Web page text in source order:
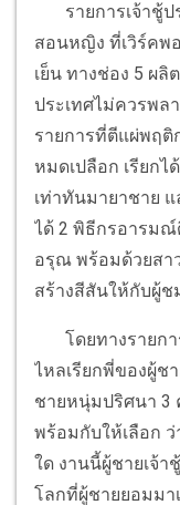
รายการเจ้าชู้ป
สอนหญิง ที่เวิร์คพ
เย็น ทางช่อง 5 ผ
ประเทศไม่ควรพล
รายการที่ตีแผ่พฤติ
หมดเปลือก เรียกไ
เท่าทันมายาชาย
ได้ 2 พิธีกรอารมณ์
อรุณ พร้อมด้วยสา
สร้างสีสันให้กับผู้ช
โดยทางรายกา
ไหลเรียกพี่ของผู้ช
ชายหนุ่มปริศนา 3
พร้อมกับให้เลือก ว่
ใด งานนี้ผู้ชายเจ้
โลกที่ผู้ชายยอมมา